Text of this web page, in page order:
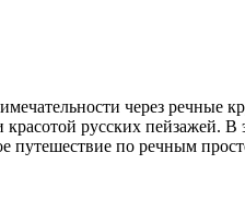
через речные
русских пейзажей. В
путешествие по речным